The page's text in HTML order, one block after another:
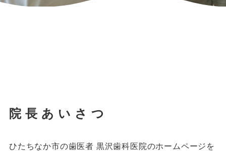
院長あいさつ
ひたちなか市の歯医者 黒沢歯科医院のホームページを